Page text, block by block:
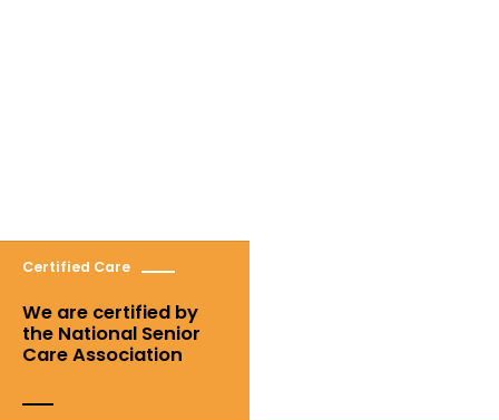
Certified Care
We are certified by
the National Senior
Care Association